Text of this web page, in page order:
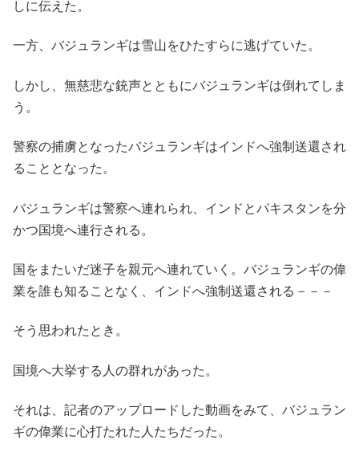
しに伝えた。
一方、バジュランギは雪山をひたすらに逃げていた。
しかし、無慈悲な銃声とともにバジュランギは倒れてしま
う。
警察の捕虜となったバジュランギはインドへ強制送還され
ることとなった。
バジュランギは警察へ連れられ、インドとパキスタンを分
かつ国境へ連行される。
国をまたいだ迷子を親元へ連れていく。バジュランギの偉
業を誰も知ることなく、インドへ強制送還される－－－
そう思われたとき。
国境へ大挙する人の群れがあった。
それは、記者のアップロードした動画をみて、バジュラン
ギの偉業に心打たれた人たちだった。